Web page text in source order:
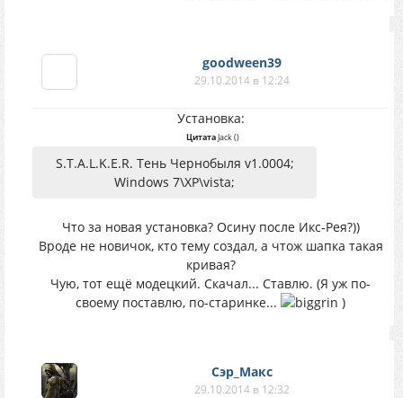
goodween39
29.10.2014 в 12:24
Установка:
ЦитатаJack()
S.T.A.L.K.E.R. Тень Чернобыля v1.0004;
Windows 7\XP\vista;
Что за новая установка? Осину после Икс-Рея?))
Вроде не новичок, кто тему создал, а чтож шапка такая
кривая?
Чую, тот ещё модецкий. Скачал... Ставлю. (Я уж по-
своему поставлю, по-старинке...
)
Сэр_Макс
29.10.2014 в 12:32